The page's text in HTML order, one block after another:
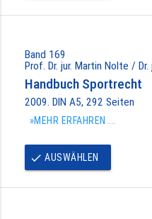
Band 169
Prof. Dr. jur. Martin Nolte /
Handbuch Sportrecht
2009. DIN A5, 292 Seiten
»MEHR ERFAHREN ...
done AUSWÄHLEN